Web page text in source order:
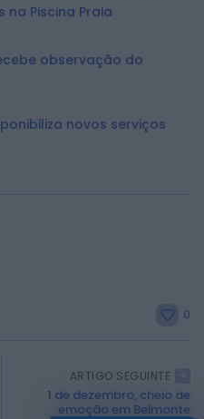
Piscina Praia
observação do
novos serviços
0
ARTIGO SEGUINTE
1 de dezembro, cheio de
emoção em Belmonte